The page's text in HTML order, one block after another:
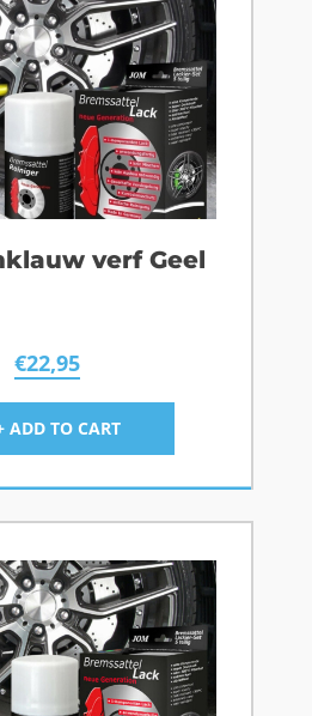
verf Geel
€22,95
ADD TO CART